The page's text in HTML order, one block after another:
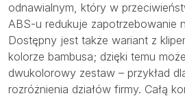
odnawialnym, który w
ABS-u redukuje zapotrzebowanie
Dostępny jest także wariant z
kolorze bambusa; dzięki temu
dwukolorowy zestaw – przykład
rozróżnienia działów firmy. Całą